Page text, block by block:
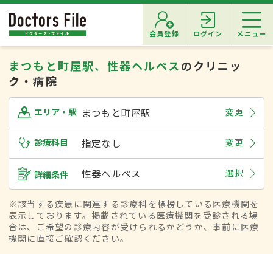
会員登録 ログイン メニュー
まつもと町屋駅、性器ヘルペスのクリニッ
ク・病院
エリア・駅 まつもと町屋駅 変更
診療科目 指定なし 変更
詳細条件 性器ヘルペス 選択
※該当する疾患に関連する診療科を標榜している医療機関を
表示しております。掲載されている医療機関を受診される場
合は、ご希望の診療内容が受けられるかどうか、事前に医療
機関に直接ご確認ください。